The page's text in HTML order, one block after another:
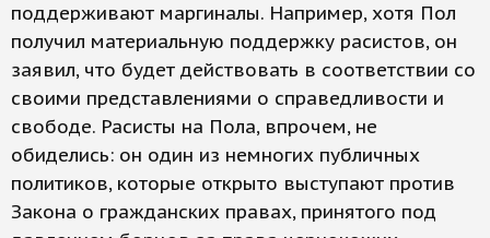
поддерживают маргиналы. Например, хотя Пол
получил материальную поддержку расистов, он
заявил, что будет действовать в соответствии со
своими представлениями о справедливости и
свободе. Расисты на Пола, впрочем, не
обиделись: он один из немногих публичных
политиков, которые открыто выступают против
Закона о гражданских правах, принятого под